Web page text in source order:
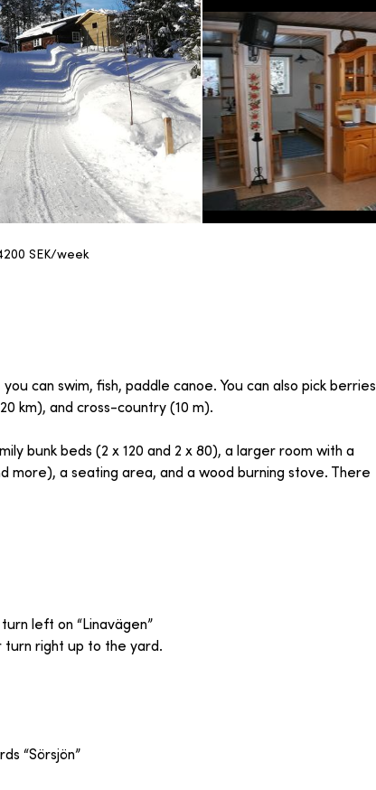
SEK/week
can swim, fish, paddle canoe. You can also pick berries
km), and cross-country (10 m).
bunk beds (2 x 120 and 2 x 80), a larger room with a
a seating area, and a wood burning stove. There
left on “Linavägen”
right up to the yard.
“Sörsjön”